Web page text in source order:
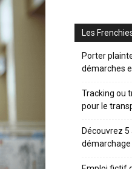
Les
Porter
démarches
Tracking ou
pour le
Découvrez
démarchage